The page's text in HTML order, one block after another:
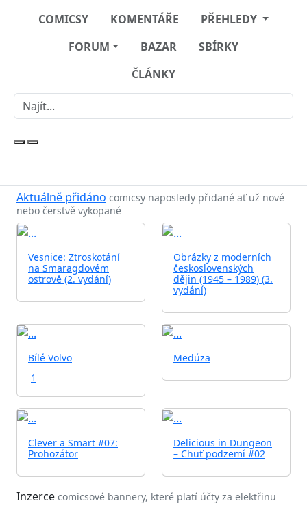
COMICSY KOMENTÁŘE
PŘEHLEDY
FORUM
BAZAR
SBÍRKY
ČLÁNKY
Aktuálně přidáno comicsy naposledy přidané ať už nové
nebo čerstvě vykopané
Vesnice: Ztroskotání
na Smaragdovém
ostrově (2. vydání)
Obrázky z moderních
československých
dějin (1945 – 1989) (3.
vydání)
Bílé Volvo
1
Medúza
Clever a Smart #07:
Prohozátor
Delicious in Dungeon
– Chuť podzemí #02
Inzerce comicsové bannery, které platí účty za elektřinu